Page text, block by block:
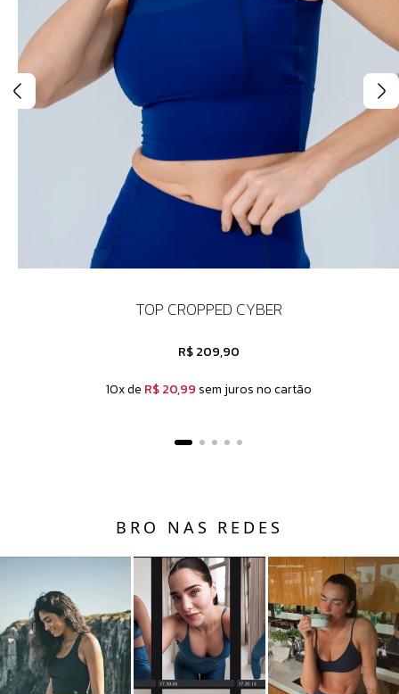
TOP CROPPED CYBER
R$ 209,90
10x de R$ 20,99 sem juros no cartão
BRO NAS REDES